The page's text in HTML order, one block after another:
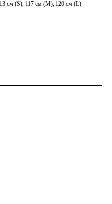
см (S), 117 см (М), 120 см (L)